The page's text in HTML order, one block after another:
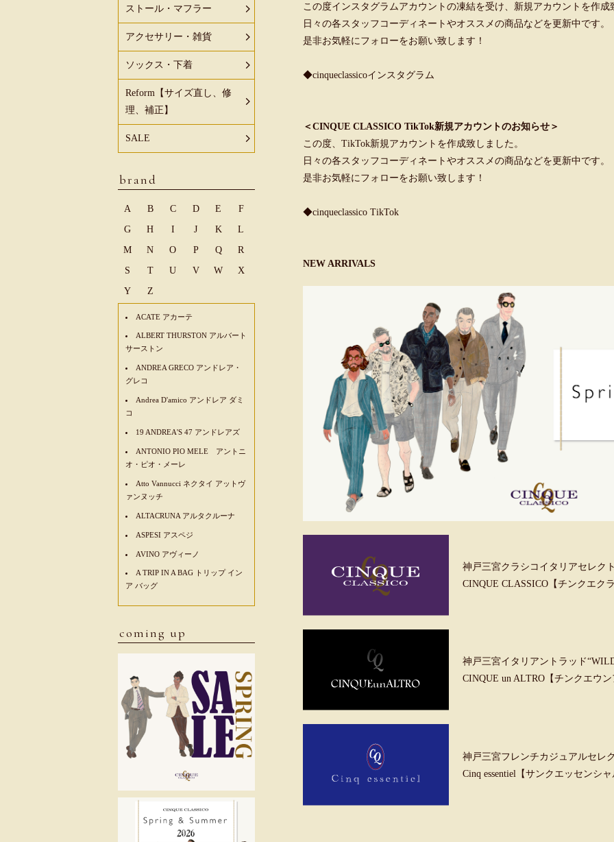
この度インスタグラムアカウントの凍結を受け、新規アカウントを作成
日々の各スタッフコーディネートやオススメの商品などを更新中です。
是非お気軽にフォローをお願い致します！
◆cinqueclassicoインスタグラム
＜CINQUE CLASSICO TikTok新規アカウントのお知らせ＞
この度、TikTok新規アカウントを作成致しました。
日々の各スタッフコーディネートやオススメの商品などを更新中です。
是非お気軽にフォローをお願い致します！
◆cinqueclassico TikTok
NEW ARRIVALS
神戸三宮クラシコイタリアセレク
CINQUE CLASSICO【チンクエクラ
神戸三宮イタリアントラッド
CINQUE un ALTRO【チンクエウン
神戸三宮フレンチカジュアルセレ
Cinq essentiel【サンクエッセンシャ
ストール・マフラー
アクセサリー・雑貨
ソックス・下着
Reform【サイズ直し、修
理、補正】
SALE
brand
A B C D E
F
G
H I J K
L
M
N O P Q
R
S
T U V W
X
Y
Z
ACATE アカーテ
ALBERT THURSTON アルバート
サーストン
ANDREA GRECO アンドレア・
グレコ
Andrea D'amico アンドレア ダミ
コ
19 ANDREA'S 47 アンドレアズ
ANTONIO PIO MELE アントニ
オ・ピオ・メーレ
Atto Vannucci ネクタイ アットヴ
ァンヌッチ
ALTACRUNA アルタクルーナ
ASPESI アスペジ
AVINO アヴィーノ
A TRIP IN A BAG トリップ イン
ア バッグ
coming up